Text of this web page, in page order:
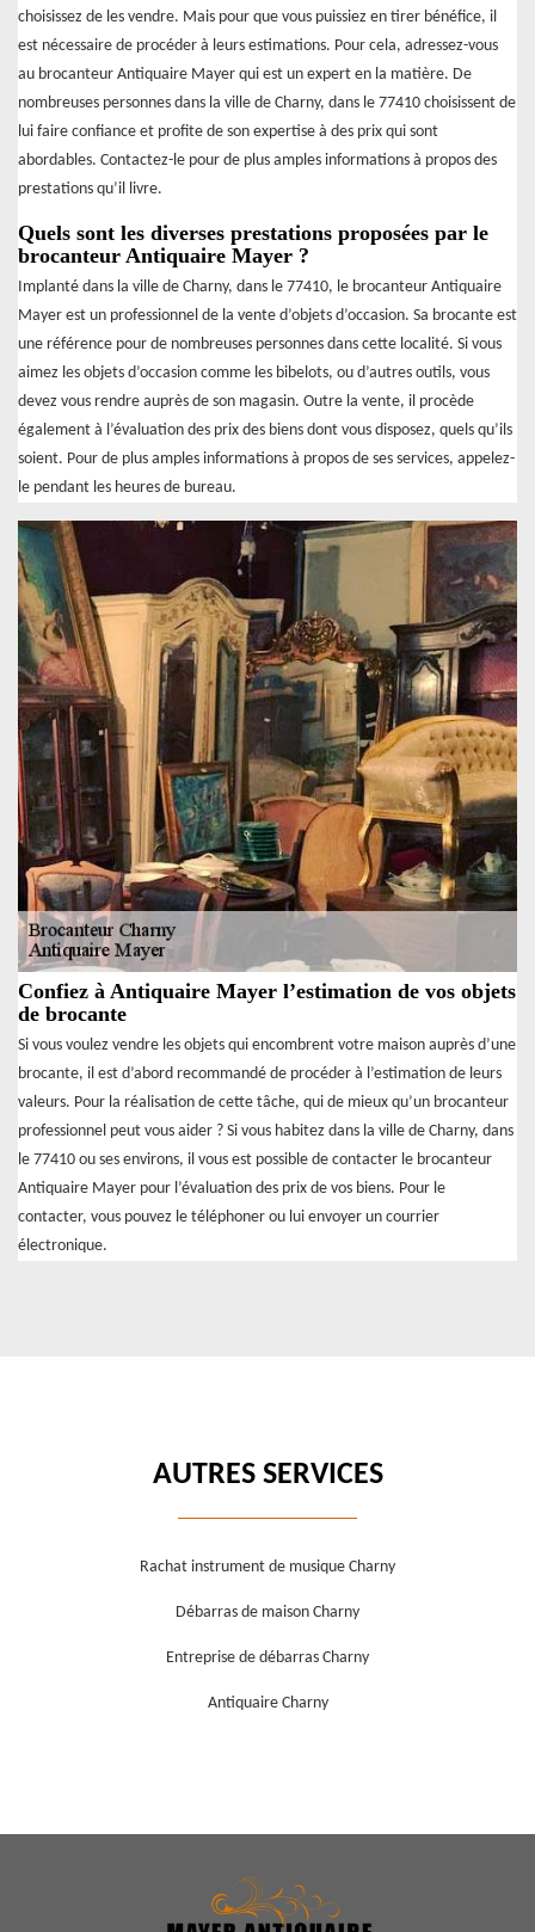
choisissez de les vendre. Mais pour que vous puissiez en tirer bénéfice, il
est nécessaire de procéder à leurs estimations. Pour cela, adressez-vous
au brocanteur Antiquaire Mayer qui est un expert en la matière. De
nombreuses personnes dans la ville de Charny, dans le 77410 choisissent de
lui faire confiance et profite de son expertise à des prix qui sont
abordables. Contactez-le pour de plus amples informations à propos des
prestations qu’il livre.
Quels sont les diverses prestations proposées par le
brocanteur Antiquaire Mayer ?
Implanté dans la ville de Charny, dans le 77410, le brocanteur Antiquaire
Mayer est un professionnel de la vente d’objets d’occasion. Sa brocante est
une référence pour de nombreuses personnes dans cette localité. Si vous
aimez les objets d’occasion comme les bibelots, ou d’autres outils, vous
devez vous rendre auprès de son magasin. Outre la vente, il procède
également à l’évaluation des prix des biens dont vous disposez, quels qu’ils
soient. Pour de plus amples informations à propos de ses services, appelez-
le pendant les heures de bureau.
Confiez à Antiquaire Mayer l’estimation de vos objets
de brocante
Si vous voulez vendre les objets qui encombrent votre maison auprès d’une
brocante, il est d’abord recommandé de procéder à l’estimation de leurs
valeurs. Pour la réalisation de cette tâche, qui de mieux qu’un brocanteur
professionnel peut vous aider ? Si vous habitez dans la ville de Charny, dans
le 77410 ou ses environs, il vous est possible de contacter le brocanteur
Antiquaire Mayer pour l’évaluation des prix de vos biens. Pour le
contacter, vous pouvez le téléphoner ou lui envoyer un courrier
électronique.
AUTRES SERVICES
Rachat instrument de musique Charny
Débarras de maison Charny
Entreprise de débarras Charny
Antiquaire Charny